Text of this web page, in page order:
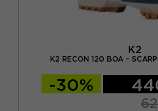
K2
K2 RECON 120 BOA -
-30%